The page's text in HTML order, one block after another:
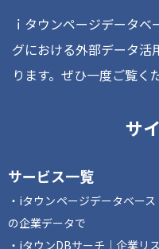
ｉタウンページデータ
グにおける外部データ活
ります。ぜひ一度ご覧く
サ
サービス一覧
iタウンページデータベー
の企業データで
iタウンDBサーチ｜企業リ